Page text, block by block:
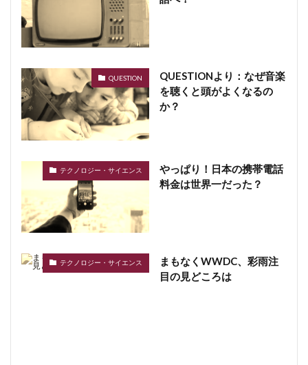
QUESTION
QUESTIONより：なぜ音楽
を聴くと頭がよくなるの
か？
テクノロジー・サイエンス
やっぱり！日本の携帯電話
料金は世界一だった？
テクノロジー・サイエンス
まもなくWWDC、彩雨注
目の見どころは